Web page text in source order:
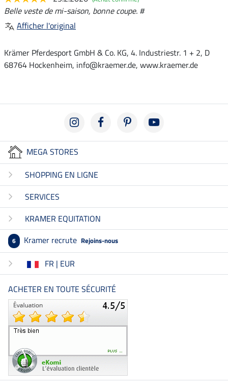
Belle veste de mi-saison, bonne coupe. #
Afficher l'original
Krämer Pferdesport GmbH & Co. KG, 4. Industriestr. 1 + 2, D
68764 Hockenheim, info@kraemer.de, www.kraemer.de
MEGA STORES
SHOPPING EN LIGNE
SERVICES
KRAMER EQUITATION
6 Kramer recrute Rejoins-nous
FR | EUR
ACHETER EN TOUTE SÉCURITÉ